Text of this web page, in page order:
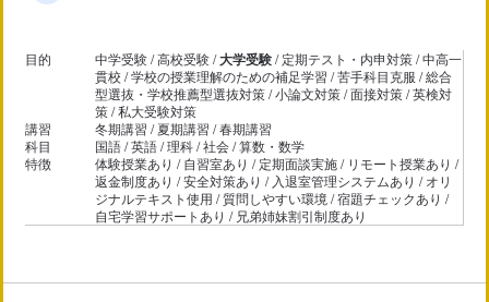
目的 中学受験 / 高校受験 /大学受験/ 定期テスト・内申対策 / 中高一
貫校 / 学校の授業理解のための補足学習 / 苦手科目克服 / 総合
型選抜・学校推薦型選抜対策 / 小論文対策 / 面接対策 / 英検対
策 / 私大受験対策
講習
冬期講習 / 夏期講習 / 春期講習
科目
国語 / 英語 / 理科 / 社会 / 算数・数学
特徴
体験授業あり / 自習室あり / 定期面談実施 / リモート授業あり /
返金制度あり / 安全対策あり / 入退室管理システムあり / オリ
ジナルテキスト使用 / 質問しやすい環境 / 宿題チェックあり /
自宅学習サポートあり / 兄弟姉妹割引制度あり